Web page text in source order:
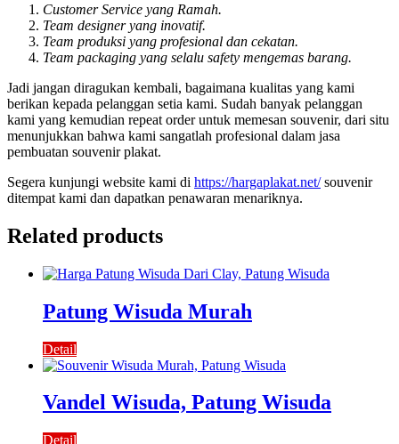
Customer Service yang Ramah.
Team designer yang inovatif.
Team produksi yang profesional dan cekatan.
Team packaging yang selalu safety mengemas barang.
Jadi jangan diragukan kembali, bagaimana kualitas yang kami
berikan kepada pelanggan setia kami. Sudah banyak pelanggan
kami yang kemudian repeat order untuk memesan souvenir, dari situ
menunjukkan bahwa kami sangatlah profesional dalam jasa
pembuatan souvenir plakat.
Segera kunjungi website kami di https://hargaplakat.net/souvenir
ditempat kami dan dapatkan penawaran menariknya.
Related products
Patung Wisuda Murah
Detail
Vandel Wisuda, Patung Wisuda
Detail